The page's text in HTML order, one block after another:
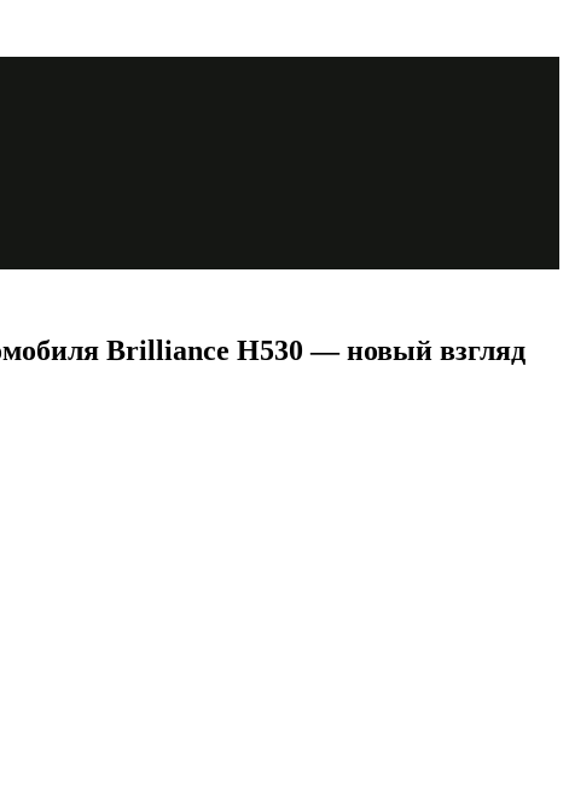
Brilliance H530 — новый взгляд